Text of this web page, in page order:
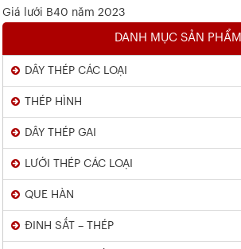
Giá lưới B40 năm 2023
DANH MỤC SẢN PHẨM
DÂY THÉP CÁC LOẠI
THÉP HÌNH
DÂY THÉP GAI
LƯỚI THÉP CÁC LOẠI
QUE HÀN
ĐINH SẮT – THÉP